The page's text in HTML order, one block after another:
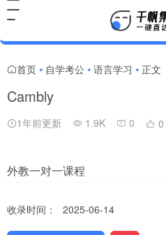
首页 • 自学考公 • 语言学习 • 正文
Cambly
1年前更新 1.9K 0 0
外教一对一课程
收录时间： 2025-06-14